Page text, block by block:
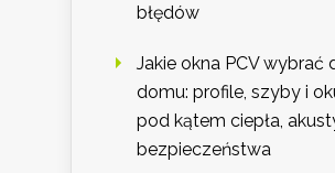
błędów
Jakie okna PCV wybrać
domu: profile, szyby i
pod kątem ciepła,
bezpieczeństwa